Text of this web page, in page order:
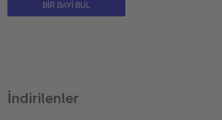
BIR BAYI BUL
İndirilenler